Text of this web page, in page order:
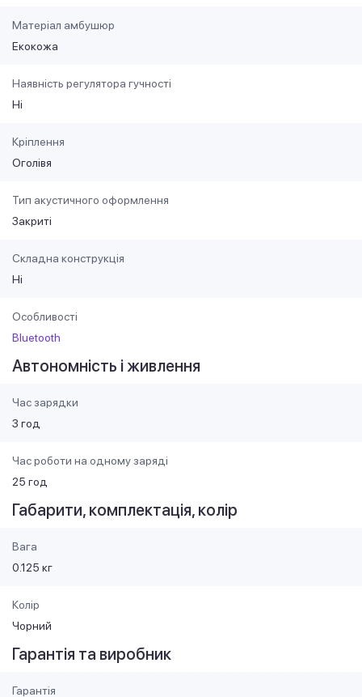
Матеріал амбушюр
Екокожа
Наявність регулятора гучності
Ні
Кріплення
Оголівя
Тип акустичного оформлення
Закриті
Складна конструкція
Ні
Особливості
Bluetooth
Автономність і живлення
Час зарядки
3 год
Час роботи на одному заряді
25 год
Габарити, комплектація, колір
Вага
0.125 кг
Колір
Чорний
Гарантія та виробник
Гарантія